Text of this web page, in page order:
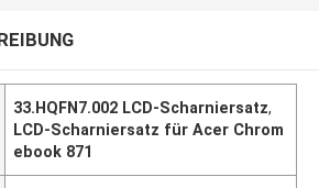
33.HQFN7.002 LCD-Scharniersatz,
LCD-Scharniersatz für Acer Chrom
ebook 871